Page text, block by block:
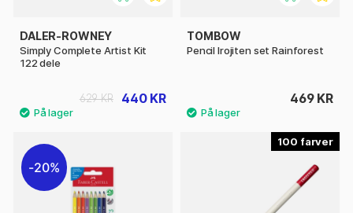
DALER-ROWNEY
Simply Complete Artist Kit
122 dele
440 KR
629 KR
TOMBOW
Pencil Irojiten set Rainforest
469 KR
20%
100